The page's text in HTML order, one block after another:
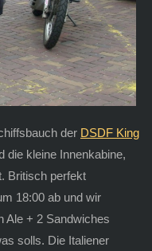
der DSDF King
die kleine Innenkabine,
Britisch perfekt
18:00 ab und wir
Ale + 2 Sandwiches
solls. Die Italiener